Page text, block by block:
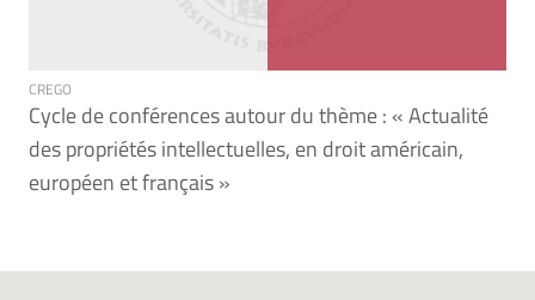
CREGO
Cycle de conférences autour du thème : « Actualité
des propriétés intellectuelles, en droit américain,
européen et français »